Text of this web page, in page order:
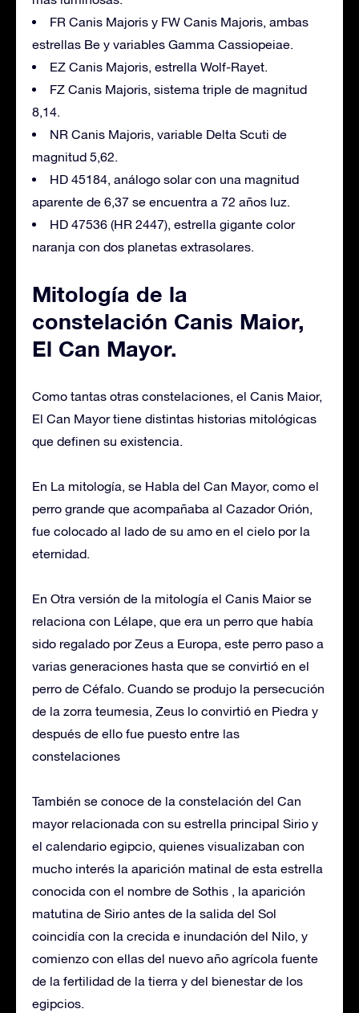
FR Canis Majoris y FW Canis Majoris, ambas
estrellas Be y variables Gamma Cassiopeiae.
EZ Canis Majoris, estrella Wolf-Rayet.
FZ Canis Majoris, sistema triple de magnitud
8,14.
NR Canis Majoris, variable Delta Scuti de
magnitud 5,62.
HD 45184, análogo solar con una magnitud
aparente de 6,37 se encuentra a 72 años luz.
HD 47536 (HR 2447), estrella gigante color
naranja con dos planetas extrasolares.
Mitología de la
constelación Canis Maior,
El Can Mayor.
Como tantas otras constelaciones, el Canis Maior,
El Can Mayor tiene distintas historias mitológicas
que definen su existencia.
En La mitología, se Habla del Can Mayor, como el
perro grande que acompañaba al Cazador Orión,
fue colocado al lado de su amo en el cielo por la
eternidad.
En Otra versión de la mitología el Canis Maior se
relaciona con Lélape, que era un perro que había
sido regalado por Zeus a Europa, este perro paso a
varias generaciones hasta que se convirtió en el
perro de Céfalo. Cuando se produjo la persecución
de la zorra teumesia, Zeus lo convirtió en Piedra y
después de ello fue puesto entre las
constelaciones
También se conoce de la constelación del Can
mayor relacionada con su estrella principal Sirio y
el calendario egipcio, quienes visualizaban con
mucho interés la aparición matinal de esta estrella
conocida con el nombre de Sothis , la aparición
matutina de Sirio antes de la salida del Sol
coincidía con la crecida e inundación del Nilo, y
comienzo con ellas del nuevo año agrícola fuente
de la fertilidad de la tierra y del bienestar de los
egipcios.